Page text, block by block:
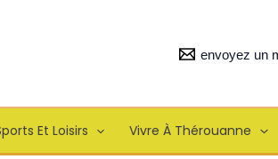
envoyez un
Et Loisirs Vivre À Thérouanne